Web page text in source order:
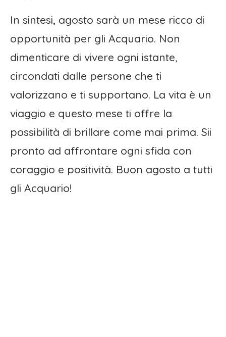
In sintesi, agosto sarà un mese ricco di
opportunità per gli Acquario. Non
dimenticare di vivere ogni istante,
circondati dalle persone che ti
valorizzano e ti supportano. La vita è un
viaggio e questo mese ti offre la
possibilità di brillare come mai prima. Sii
pronto ad affrontare ogni sfida con
coraggio e positività. Buon agosto a tutti
gli Acquario!